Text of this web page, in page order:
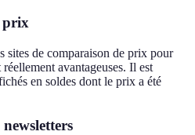
prix
sites de comparaison de prix pour
avantageuses. Il est
en soldes dont le prix a été